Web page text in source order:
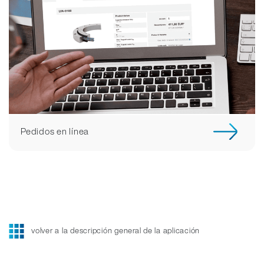
Pedidos en línea
volver a la descripción general de la aplicación